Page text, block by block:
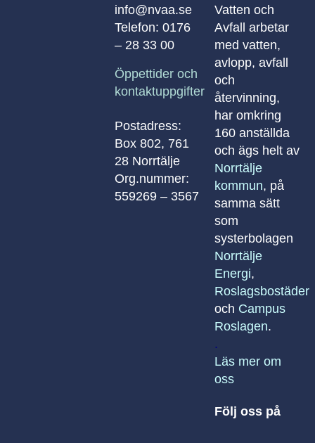
info@nvaa.se
Telefon: 0176
– 28 33 00
Öppettider och
kontaktuppgifter
Postadress:
Box 802, 761
28 Norrtälje
Org.nummer:
559269 – 3567
Vatten och
Avfall arbetar
med vatten,
avlopp, avfall
och
återvinning,
har omkring
160 anställda
och ägs helt av
Norrtälje
kommun, på
samma sätt
som
systerbolagen
Norrtälje
Energi,
Roslagsbostäder
och Campus
Roslagen.
.
Läs mer om
oss
Följ oss på